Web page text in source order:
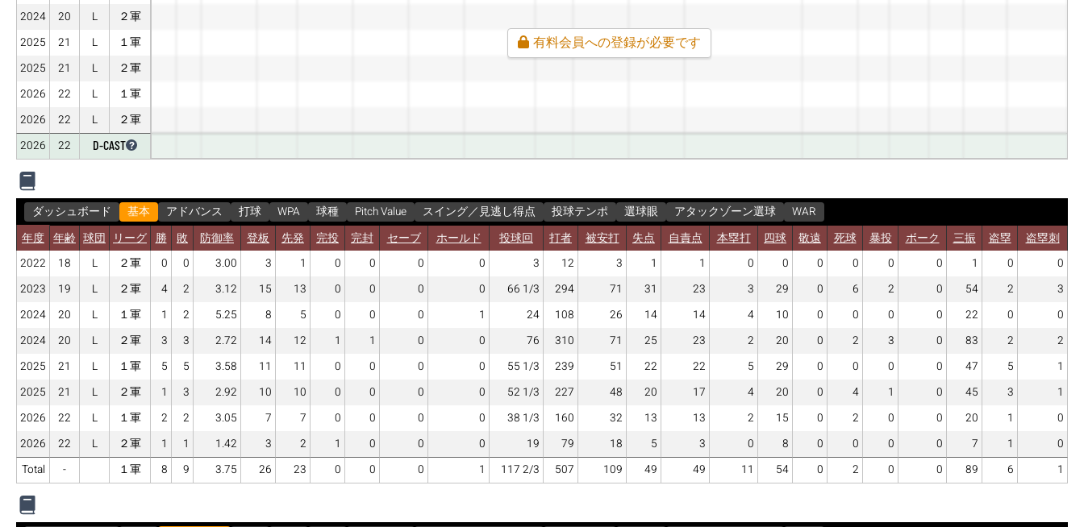
2024
20 L
２軍
2025
21 L
１軍
2025
21 L
２軍
2026
22 L
１軍
2026
22 L
２軍
2026
22 D-CAST
有料会員への登録が必要です
ダッシュボード 基本 アドバンス 打球 WPA 球種 Pitch Value スイング／見逃し得点 投球テンポ 選球眼 アタックゾーン選球
WAR
年度 年齢 球団 リーグ 勝 敗 防御率 登板 先発 完投 完封 セーブ ホールド 投球回 打者 被安打 失点 自責点 本塁打 四球 敬遠 死球 暴投 ボーク 三振 盗塁
盗塁刺
2022
18 L ２軍 0 0 3.00 3 1 0 0 0 0 3 12 3 1 1 0 0 0 0 0 0 1 0
0
2023
19 L ２軍 4 2 3.12 15 13 0 0 0 0 66 1/3 294 71 31 23 3 29 0 6 2 0 54 2
3
2024
20 L １軍 1 2 5.25 8 5 0 0 0 1 24 108 26 14 14 4 10 0 0 0 0 22 0
0
2024
20 L ２軍 3 3 2.72 14 12 1 1 0 0 76 310 71 25 23 2 20 0 2 3 0 83 2
2
2025
21 L １軍 5 5 3.58 11 11 0 0 0 0 55 1/3 239 51 22 22 5 29 0 0 0 0 47 5
1
2025
21 L ２軍 1 3 2.92 10 10 0 0 0 0 52 1/3 227 48 20 17 4 20 0 4 1 0 45 3
1
2026
22 L １軍 2 2 3.05 7 7 0 0 0 0 38 1/3 160 32 13 13 2 15 0 2 0 0 20 1
0
2026
22 L ２軍 1 1 1.42 3 2 1 0 0 0 19 79 18 5 3 0 8 0 0 0 0 7 1
0
Total
- １軍 8 9 3.75 26 23 0 0 0 1 117 2/3 507 109 49 49 11 54 0 2 0 0 89 6 1